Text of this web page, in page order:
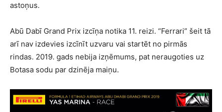
astoņus.
Abū Dabī Grand Prix izcīņa notika 11. reizi. “Ferrari” šeit tā
arī nav izdevies izcīnīt uzvaru vai startēt no pirmās
rindas. 2019. gads nebija izņēmums, pat neraugoties uz
Botasa sodu par dzinēja maiņu.